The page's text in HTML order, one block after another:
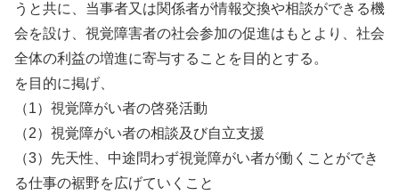
うと共に、当事者又は関係者が情報交換や相談ができる機
会を設け、視覚障害者の社会参加の促進はもとより、社会
全体の利益の増進に寄与することを目的とする。
を目的に掲げ、
（1）視覚障がい者の啓発活動
（2）視覚障がい者の相談及び自立支援
（3）先天性、中途問わず視覚障がい者が働くことができ
る仕事の裾野を広げていくこと